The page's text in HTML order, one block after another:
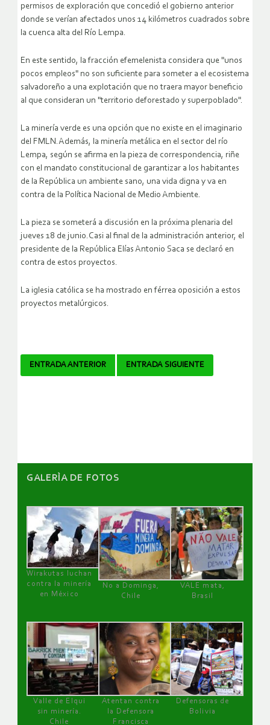
permisos de exploración que concedió el gobierno anterior
donde se verían afectados unos 14 kilómetros cuadrados sobre
la cuenca alta del Río Lempa.
En este sentido, la fracción efemelenista considera que "unos
pocos empleos" no son suficiente para someter a el ecosistema
salvadoreño a una explotación que no traera mayor beneficio
al que consideran un "territorio deforestado y superpoblado".
La minería verde es una opción que no existe en el imaginario
del FMLN.Además, la minería metálica en el sector del río
Lempa, según se afirma en la pieza de correspondencia, riñe
con el mandato constitucional de garantizar a los habitantes
de la República un ambiente sano, una vida digna y va en
contra de la Política Nacional de Medio Ambiente.
La pieza se someterá a discusión en la próxima plenaria del
jueves 18 de junio.Casi al final de la administración anterior, el
presidente de la República Elías Antonio Saca se declaró en
contra de estos proyectos.
La iglesia católica se ha mostrado en férrea oposición a estos
proyectos metalúrgicos.
Navegador
ENTRADA ANTERIOR ENTRADA SIGUIENTE
GALERÌA DE FOTOS
Wirakutas luchan
contra la minería
en México
No a Dominga,
Chile
VALE mata,
Brasil
Valle de Elqui
sin minería.
Chile
Atentan contra
la Defensora
Francisca
Defensoras de
Bolivia